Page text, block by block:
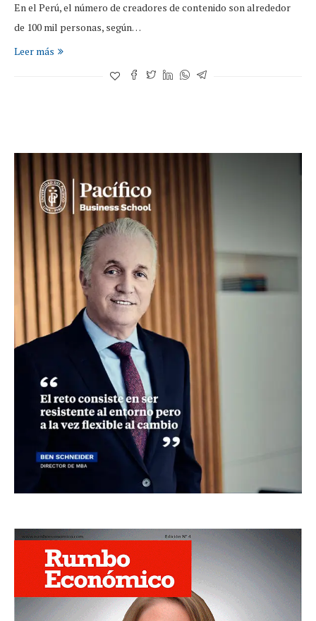
En el Perú, el número de creadores de contenido son alrededor
de 100 mil personas, según…
Leer más